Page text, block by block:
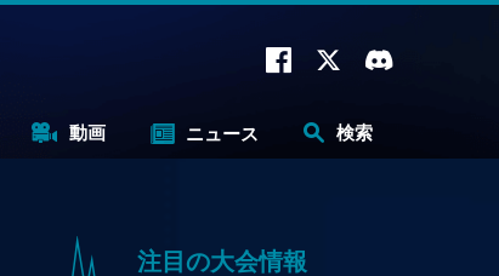
動画 ニュース 検索
注目の大会情報